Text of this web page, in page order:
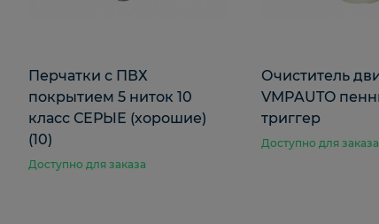
Перчатки с ПВХ
покрытием 5 ниток 10
класс СЕРЫЕ (хорошие)
(10)
Доступно для заказа
Очиститель
VMPAUTO
триггер
Доступно для заказа